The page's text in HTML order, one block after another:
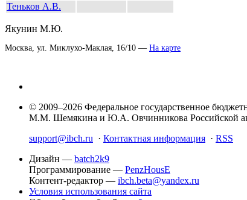
Теньков А.В.
Якунин М.Ю.
Москва, ул. Миклухо-Маклая, 16/10 — На карте
© 2009–2026 Федеральное государственное
М.М. Шемякина и Ю.А. Овчинникова Российской
support@ibch.ru · Контактная информация · RSS
Дизайн — batch2k9
Программирование — PenzHousE
Контент-редактор — ibch.beta@yandex.ru
Условия использования сайта